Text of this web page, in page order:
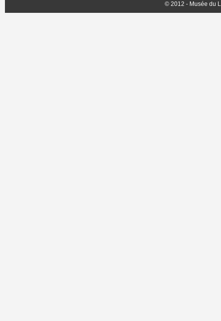
© 2012 - Musée du